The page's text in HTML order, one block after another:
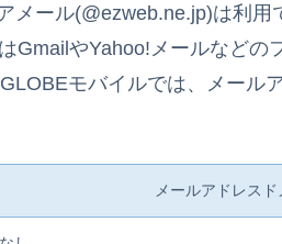
メール(@ezweb.ne.jp)は利用
GmailやYahoo!メールなどの
モバイルでは、メール
メールアドレスド